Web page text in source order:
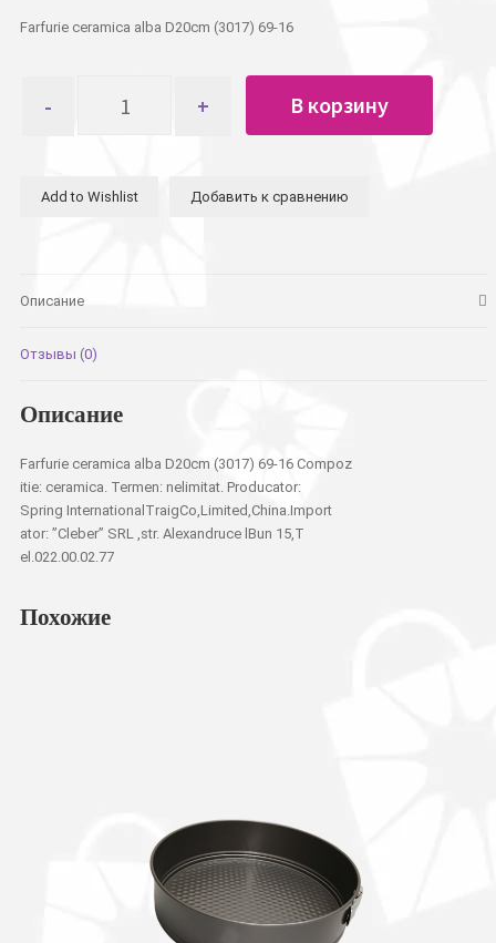
Farfurie ceramica alba D20cm (3017) 69-16
товара
белая
В корзину
Add to Wishlist Добавить к сравнению
Описание
Отзывы (0)
Описание
Farfurie ceramica alba D20cm (3017) 69-16 Compoz
itie: ceramica. Termen: nelimitat. Producator:
Spring InternationalTraigCo,Limited,China.Import
ator: ”Cleber” SRL ,str. Alexandruce lBun 15,T
el.022.00.02.77
Похожие